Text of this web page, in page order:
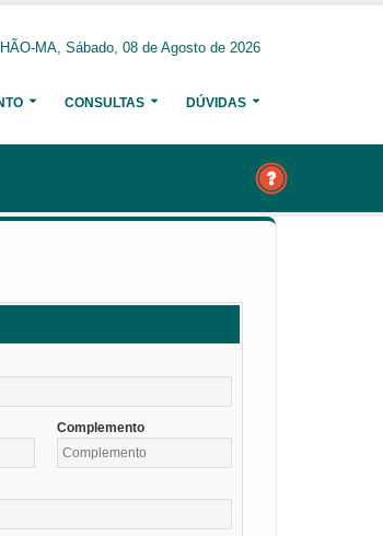
MA, Sábado, 08 de Agosto de 2026
CONSULTAS DÚVIDAS
Complemento